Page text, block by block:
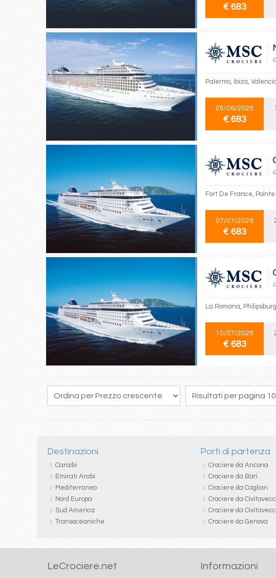
€ 683
Palermo, Ibiza,
05/06/2028
€ 683
Fort De France,
07/07/2028
€ 683
La Romana,
10/07/2028
€ 683
136 137 138 139 140 141 142 143 144
Destinazioni
Caraibi
Emirati Arabi
Mediterraneo
Nord Europa
Sud America
Transoceaniche
Porti di partenza
Crociere da Ancona
Crociere da Bari
Crociere da Cagliari
Crociere da
Crociere da
Crociere da Genova
LeCrociere.net Informazioni